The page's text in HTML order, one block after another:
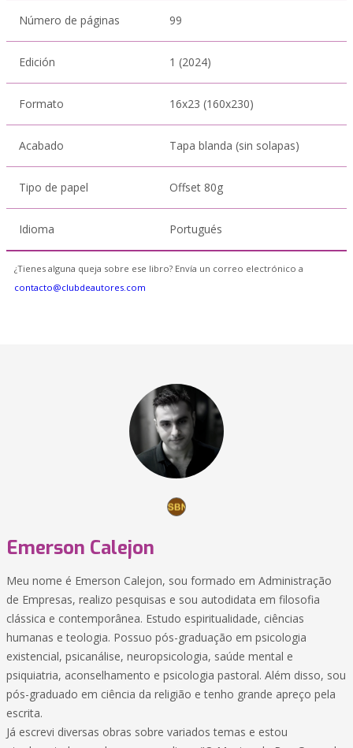
Número de páginas 99
Edición 1 (2024)
Formato 16x23 (160x230)
Acabado Tapa blanda (sin solapas)
Tipo de papel Offset 80g
Idioma Portugués
¿Tienes alguna queja sobre ese libro? Envía un correo electrónico a
contacto@clubdeautores.com
Emerson Calejon
Meu nome é Emerson Calejon, sou formado em Administração
de Empresas, realizo pesquisas e sou autodidata em filosofia
clássica e contemporânea. Estudo espiritualidade, ciências
humanas e teologia. Possuo pós-graduação em psicologia
existencial, psicanálise, neuropsicologia, saúde mental e
psiquiatria, aconselhamento e psicologia pastoral. Além disso, sou
pós-graduado em ciência da religião e tenho grande apreço pela
escrita.
Já escrevi diversas obras sobre variados temas e estou